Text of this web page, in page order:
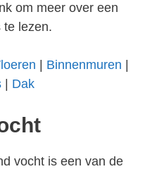
om meer over een
te lezen.
Binnenmuren
Dak
vocht is een van de